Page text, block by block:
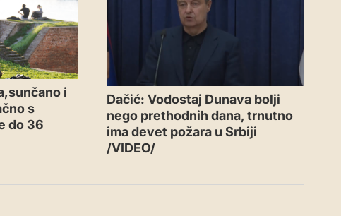
i
s
do 36
Dačić: Vodostaj Dunava bolji
nego prethodnih dana, trnutno
ima devet požara u Srbiji
/VIDEO/